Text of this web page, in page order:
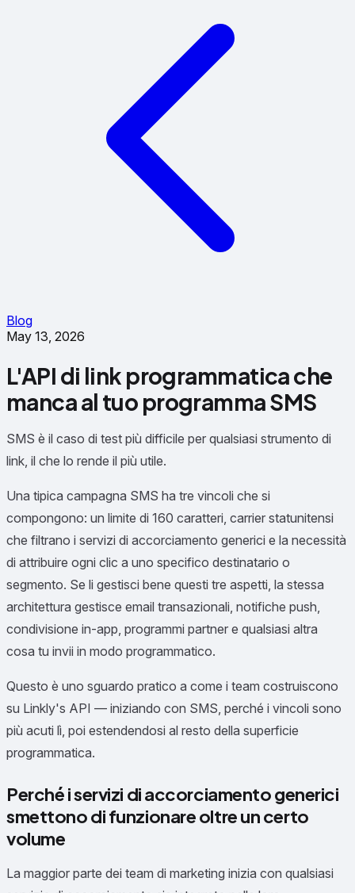
Blog
May 13, 2026
L'API di link programmatica che
manca al tuo programma SMS
SMS è il caso di test più difficile per qualsiasi strumento di
link, il che lo rende il più utile.
Una tipica campagna SMS ha tre vincoli che si
compongono: un limite di 160 caratteri, carrier statunitensi
che filtrano i servizi di accorciamento generici e la necessità
di attribuire ogni clic a uno specifico destinatario o
segmento. Se li gestisci bene questi tre aspetti, la stessa
architettura gestisce email transazionali, notifiche push,
condivisione in-app, programmi partner e qualsiasi altra
cosa tu invii in modo programmatico.
Questo è uno sguardo pratico a come i team costruiscono
su Linkly's API — iniziando con SMS, perché i vincoli sono
più acuti lì, poi estendendosi al resto della superficie
programmatica.
Perché i servizi di accorciamento generici
smettono di funzionare oltre un certo
volume
La maggior parte dei team di marketing inizia con qualsiasi